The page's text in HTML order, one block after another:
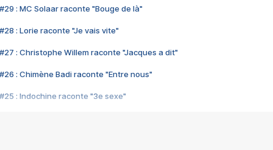
#29 : MC Solaar raconte "Bouge de là"
#28 : Lorie raconte "Je vais vite"
#27 : Christophe Willem raconte "Jacques a dit"
#26 : Chimène Badi raconte "Entre nous"
#25 : Indochine raconte "3e sexe"